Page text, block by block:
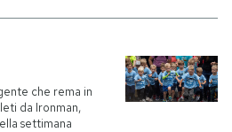
che rema in
da Ironman,
settimana